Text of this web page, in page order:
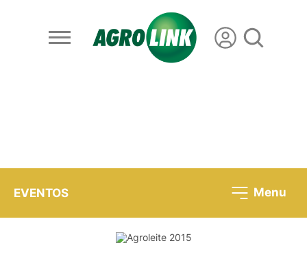
EVENTOS Menu